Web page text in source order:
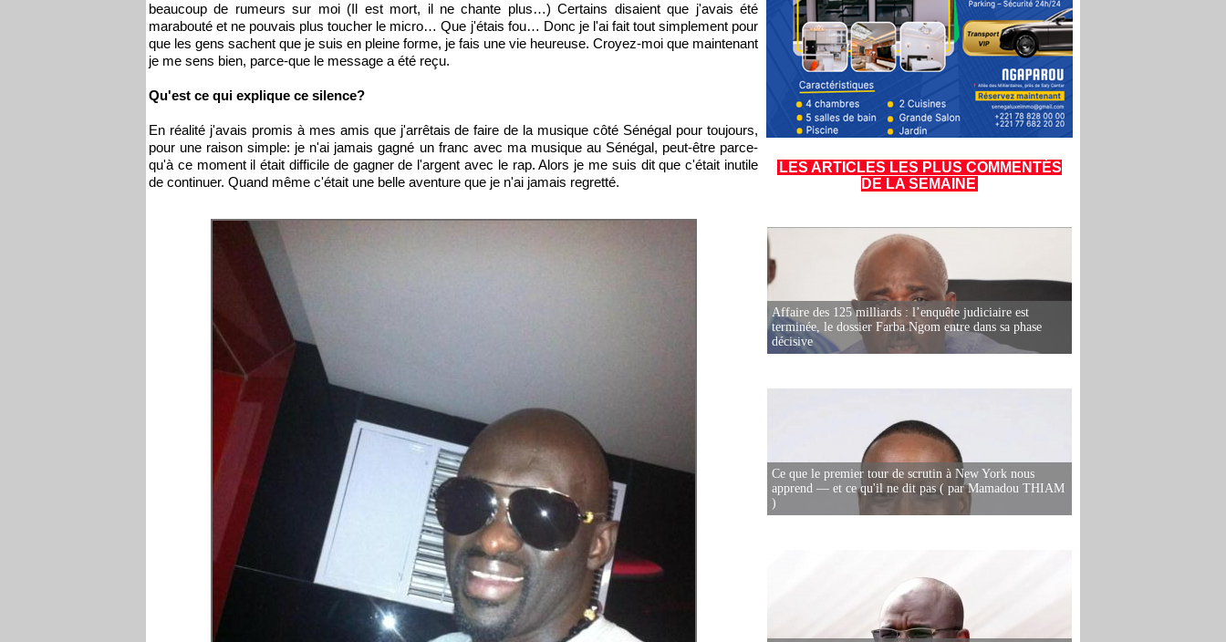
beaucoup de rumeurs sur moi (Il est mort, il ne chante plus…) Certains disaient que j'avais été
marabouté et ne pouvais plus toucher le micro… Que j'étais fou… Donc je l'ai fait tout simplement pour
que les gens sachent que je suis en pleine forme, je fais une vie heureuse. Croyez-moi que maintenant
je me sens bien, parce-que le message a été reçu.
Qu'est ce qui explique ce silence?
En réalité j'avais promis à mes amis que j'arrêtais de faire de la musique côté Sénégal pour toujours,
pour une raison simple: je n'ai jamais gagné un franc avec ma musique au Sénégal, peut-être parce-
qu'à ce moment il était difficile de gagner de l'argent avec le rap. Alors je me suis dit que c'était inutile
de continuer. Quand même c'était une belle aventure que je n'ai jamais regretté.
LES ARTICLES LES PLUS COMMENTÉS
DE LA SEMAINE
Affaire des 125 milliards : l’enquête judiciaire est
terminée, le dossier Farba Ngom entre dans sa phase
décisive
Ce que le premier tour de scrutin à New York nous
apprend — et ce qu'il ne dit pas ( par Mamadou THIAM
)